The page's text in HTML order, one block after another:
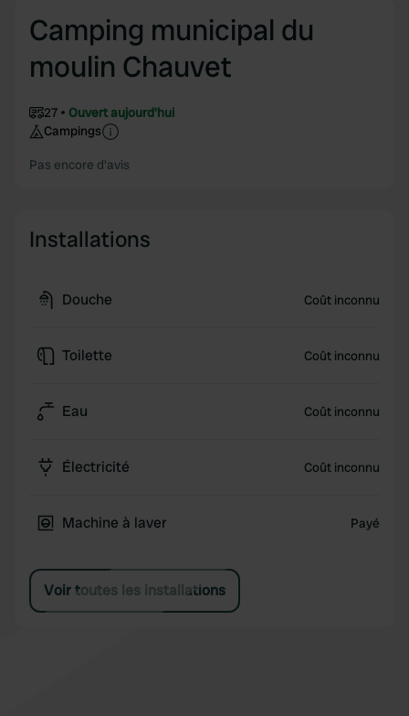
Camping municipal du
moulin Chauvet
27
Ouvert aujourd'hui
Campings
Pas encore d'avis
Installations
Douche Coût inconnu
Toilette Coût inconnu
Eau Coût inconnu
Électricité Coût inconnu
Machine à laver Payé
Voir toutes les installations